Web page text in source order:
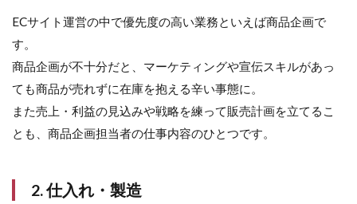
2.7
応
2.8
8. 梱
包・
9. お
ECサイト運営の中で優先度の高い業務といえば商品企画で
す。
商品企画が不十分だと、マーケティングや宣伝スキルがあっ
ても商品が売れずに在庫を抱える辛い事態に。
また売上・利益の見込みや戦略を練って販売計画を立てるこ
とも、商品企画担当者の仕事内容のひとつです。
2. 仕入れ・製造